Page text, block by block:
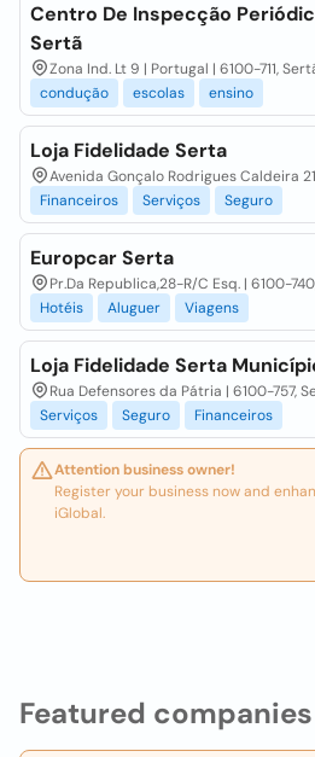
Featured companies
Centro De Inspecção
Sertã
Zona Ind. Lt 9 | Portugal | 6100-711,
condução
escolas ensino
Loja Fidelidade Serta
Avenida Gonçalo Rodrigues Caldeira
Financeiros
Serviços Seguro
Europcar Serta
Pr.Da Republica,28-R/C Esq. | 6100-
Hotéis
Aluguer Viagens
Loja Fidelidade Serta
Rua Defensores da Pátria | 6100-757,
Serviços
Seguro Financeiros
Attention business owner!
Register your business now and
iGlobal.